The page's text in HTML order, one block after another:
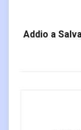
Addio a